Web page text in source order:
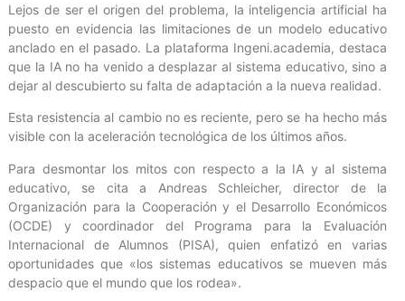
Lejos de ser el origen del problema, la inteligencia artificial ha
puesto en evidencia las limitaciones de un modelo educativo
anclado en el pasado. La plataforma Ingeni.academia, destaca
que la IA no ha venido a desplazar al sistema educativo, sino a
dejar al descubierto su falta de adaptación a la nueva realidad.
Esta resistencia al cambio no es reciente, pero se ha hecho más
visible con la aceleración tecnológica de los últimos años.
Para desmontar los mitos con respecto a la IA y al sistema
educativo, se cita a Andreas Schleicher, director de la
Organización para la Cooperación y el Desarrollo Económicos
(OCDE) y coordinador del Programa para la Evaluación
Internacional de Alumnos (PISA), quien enfatizó en varias
oportunidades que «los sistemas educativos se mueven más
despacio que el mundo que los rodea».